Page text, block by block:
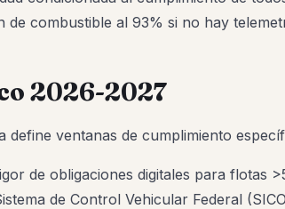
de combustible al 93% si no hay
2026-2027
define ventanas de cumplimiento
de obligaciones digitales para flotas
de Control Vehicular Federal